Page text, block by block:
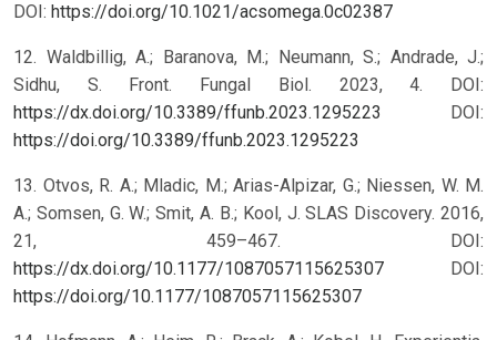
DOI: https://doi.org/10.1021/acsomega.0c02387
12. Waldbillig, A.; Baranova, M.; Neumann, S.; Andrade, J.;
Sidhu, S. Front. Fungal Biol. 2023, 4. DOI:
https://dx.doi.org/10.3389/ffunb.2023.1295223
DOI:
https://doi.org/10.3389/ffunb.2023.1295223
13. Otvos, R. A.; Mladic, M.; Arias-Alpizar, G.; Niessen, W. M.
A.; Somsen, G. W.; Smit, A. B.; Kool, J. SLAS Discovery. 2016,
21, 459–467. DOI:
https://dx.doi.org/10.1177/1087057115625307
DOI:
https://doi.org/10.1177/1087057115625307